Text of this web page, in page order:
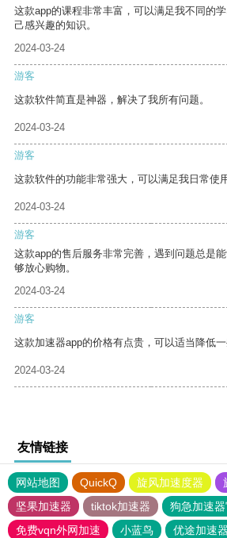
这款app的课程非常丰富，可以满足我不同的
己感兴趣的知识。
2024-03-24
游客
这款软件简直是神器，解决了我所有问题。
2024-03-24
游客
这款软件的功能非常强大，可以满足我日常使
2024-03-24
游客
这款app的售后服务非常完善，遇到问题总是
够放心购物。
2024-03-24
游客
这款加速器app的价格有点贵，可以适当降低一
2024-03-24
友情链接
网站地图 QuickQ 旋风加速度器
坚果加速器
tiktok加速器
狗急加速
免费vqn外网加速
小蓝鸟 优途加速